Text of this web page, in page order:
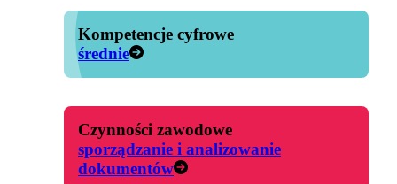
Kompetencje cyfrowe
średnie
Czynności zawodowe
sporządzanie i analizowanie
dokumentów